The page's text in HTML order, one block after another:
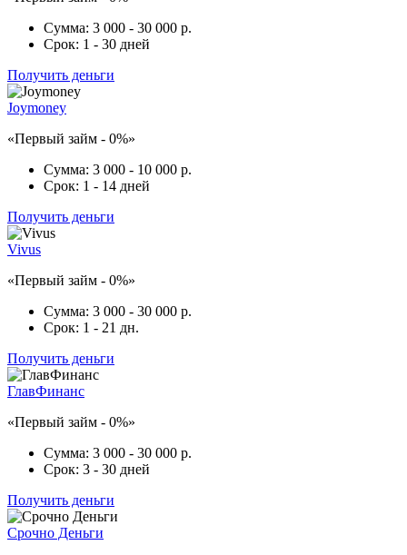
Сумма: 3 000 - 30 000 р.
Срок: 1 - 30 дней
Получить деньги
Joymoney
«Первый займ - 0%»
Сумма: 3 000 - 10 000 р.
Срок: 1 - 14 дней
Получить деньги
Vivus
«Первый займ - 0%»
Сумма: 3 000 - 30 000 р.
Срок: 1 - 21 дн.
Получить деньги
ГлавФинанс
«Первый займ - 0%»
Сумма: 3 000 - 30 000 р.
Срок: 3 - 30 дней
Получить деньги
Срочно Деньги